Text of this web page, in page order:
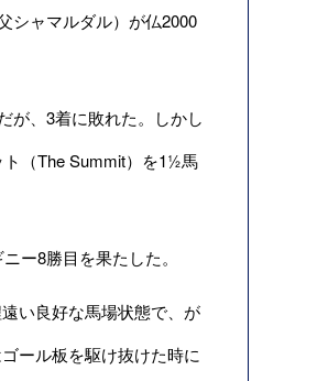
シャマルダル）が仏2000
が、3着に敗れた。しかし
（The Summit）を1½馬
ー8勝目を果たした。
い良好な馬場状態で、が
ール板を駆け抜けた時に